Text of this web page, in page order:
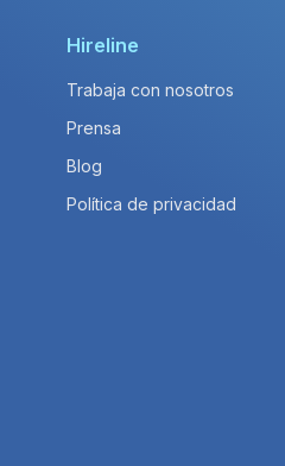
Hireline
Trabaja con nosotros
Prensa
Blog
Política de privacidad